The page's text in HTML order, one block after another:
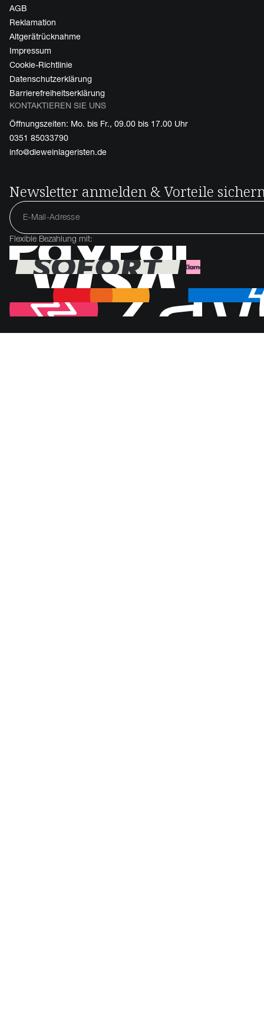
AGB
Reklamation
Altgerätrücknahme
Impressum
Cookie-Richtlinie
Datenschutzerklärung
Barrierefreiheitserklärung
KONTAKTIEREN SIE UNS
Öffnungszeiten: Mo. bis Fr., 09.00 bis 17.00 Uhr
0351 85033790
info@dieweinlageristen.de
Newsletter anmelden & Vorteile
Flexible Bezahlung mit: